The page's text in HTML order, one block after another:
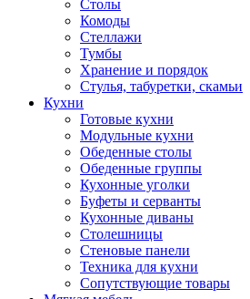
Столы
Комоды
Стеллажи
Тумбы
Хранение и порядок
Стулья, табуретки, скамьи
Кухни
Готовые кухни
Модульные кухни
Обеденные столы
Обеденные группы
Кухонные уголки
Буфеты и серванты
Кухонные диваны
Столешницы
Стеновые панели
Техника для кухни
Сопутствующие товары